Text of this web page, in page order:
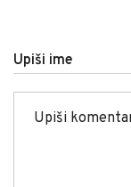
Upiši ime